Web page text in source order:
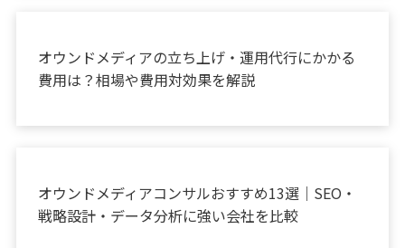
オウンドメディアの立ち上げ・運用代行にかかる
費用は？相場や費用対効果を解説
オウンドメディアコンサルおすすめ13選｜SEO・
戦略設計・データ分析に強い会社を比較